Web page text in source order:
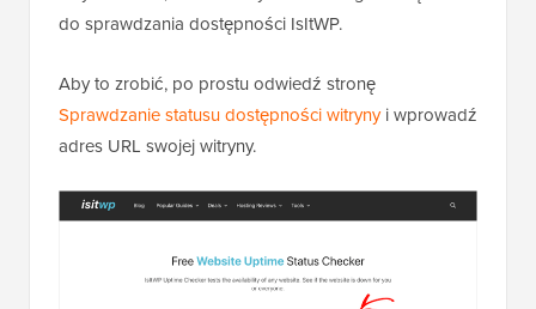
do sprawdzania dostępności IsItWP.
Aby to zrobić, po prostu odwiedź stronę
Sprawdzanie statusu dostępności witrynyi wprowadź
adres URL swojej witryny.